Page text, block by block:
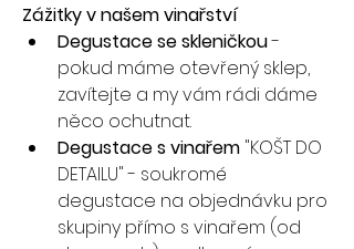
Zážitky v našem vinařství
Degustace se skleničkou -
pokud máme otevřený sklep,
zavítejte a my vám rádi dáme
něco ochutnat.
Degustace s vinařem "KOŠT DO
DETAILU" - soukromé
degustace na objednávku pro
skupiny přímo s vinařem (od